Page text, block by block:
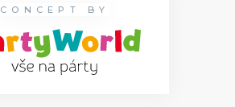
CONCEPT BY